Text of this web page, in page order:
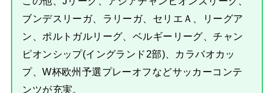
ブンデスリーガ、ラリーガ、セリエＡ、リーグア
ン、ポルトガルリーグ、ベルギーリーグ、チャン
ピオンシップ(イングランド2部)、カラバオカッ
プ、W杯欧州予選プレーオフなどサッカーコンテ
ンツが充実。